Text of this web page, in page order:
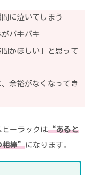
に泣いてしまう
バキバキ
がほしい」と思って
余裕がなくなってき
ーラックは“あると
相棒”になります。